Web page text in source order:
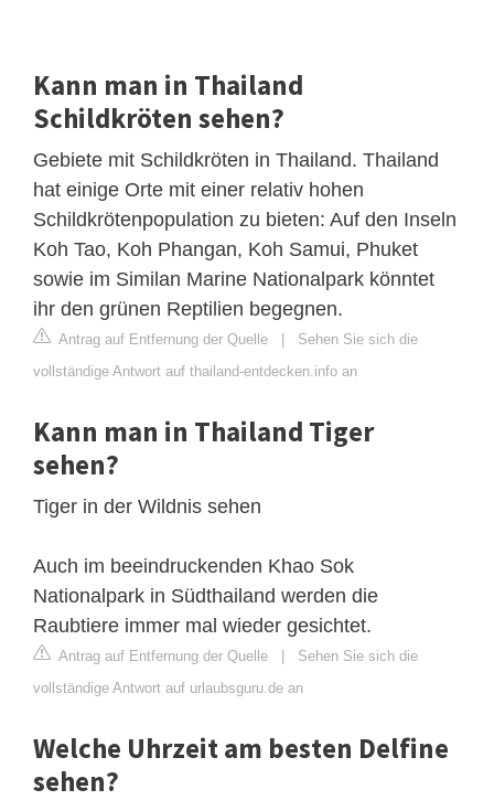
Kann man in Thailand
Schildkröten sehen?
Gebiete mit Schildkröten in Thailand. Thailand
hat einige Orte mit einer relativ hohen
Schildkrötenpopulation zu bieten: Auf den Inseln
Koh Tao, Koh Phangan, Koh Samui, Phuket
sowie im Similan Marine Nationalpark könntet
ihr den grünen Reptilien begegnen.
Antrag auf Entfernung der Quelle | Sehen Sie sich die
vollständige Antwort auf thailand-entdecken.info an
Kann man in Thailand Tiger
sehen?
Tiger in der Wildnis sehen
Auch im beeindruckenden Khao Sok
Nationalpark in Südthailand werden die
Raubtiere immer mal wieder gesichtet.
Antrag auf Entfernung der Quelle | Sehen Sie sich die
vollständige Antwort auf urlaubsguru.de an
Welche Uhrzeit am besten Delfine
sehen?